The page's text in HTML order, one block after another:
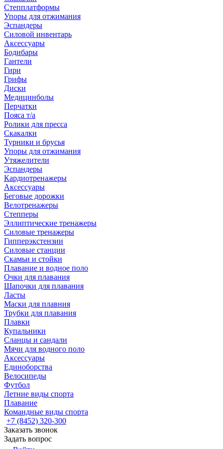
Степплатформы
Упоры для отжимания
Эспандеры
Силовой инвентарь
Аксессуары
Бодибары
Гантели
Гири
Грифы
Диски
Медицинболы
Перчатки
Пояса т/а
Ролики для пресса
Скакалки
Турники и брусья
Упоры для отжимания
Утяжелители
Эспандеры
Кардиотренажеры
Аксессуары
Беговые дорожки
Велотренажеры
Степперы
Эллиптические тренажеры
Силовые тренажеры
Гипперэкстензии
Силовые станции
Скамьи и стойки
Плавание и водное поло
Очки для плавания
Шапочки для плавания
Ласты
Маски для плавния
Трубки для плавания
Плавки
Купальники
Сланцы и сандали
Мячи для водного поло
Аксессуары
Единоборства
Велосипеды
Футбол
Летние виды спорта
Плавание
Командные виды спорта
+7 (8452) 320-300
Заказать звонок
Задать вопрос